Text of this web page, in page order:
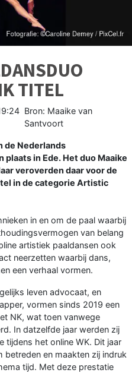
TITEL
Bron: Maaike van
Santvoort
de Nederlands
plaats in Ede. Het duo Maaike
veroverden daar voor de
in de categorie Artistic
in en om de paal waarbij
van belang
artistiek paaldansen ook
neerzetten waarbij dans,
een verhaal vormen.
leven advocaat, en
vormen sinds 2019 een
NK, wat toen vanwege
In datzelfde jaar werden zij
tijdens het online WK. Dit jaar
en maakten zij indruk
tijd. Met deze prestatie